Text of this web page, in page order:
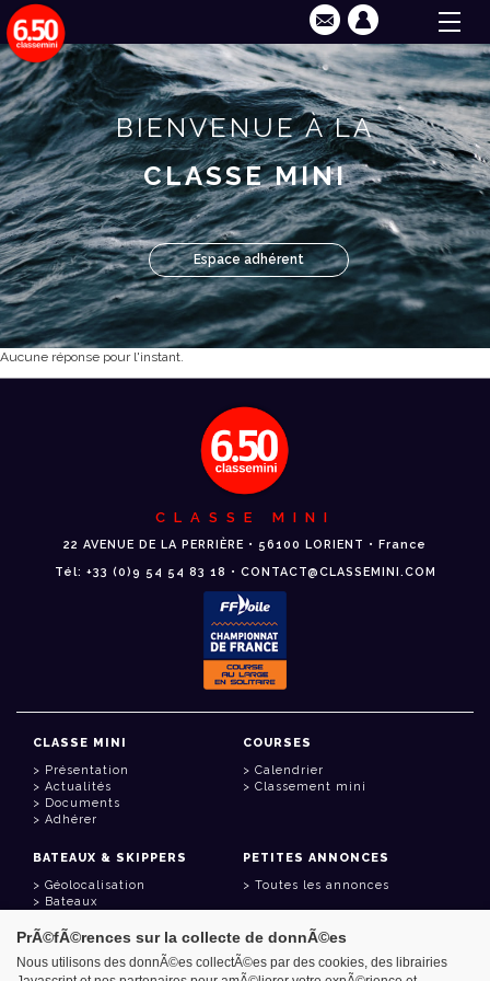
BIENVENUE À LA
CLASSE MINI
Espace adhérent
Aucune réponse pour l'instant.
CLASSE MINI
22 AVENUE DE LA PERRIÈRE • 56100 LORIENT • France
Tél: +33 (0)9 54 54 83 18 • CONTACT@CLASSEMINI.COM
CLASSE MINI
Présentation
Actualités
Documents
Adhérer
COURSES
Calendrier
Classement mini
BATEAUX & SKIPPERS
Géolocalisation
Bateaux
PETITES ANNONCES
Toutes les annonces
LIENS UTILES
PrÃ©fÃ©rences sur la collecte de donnÃ©es
Nous utilisons des donnÃ©es collectÃ©es par des cookies, des librairies